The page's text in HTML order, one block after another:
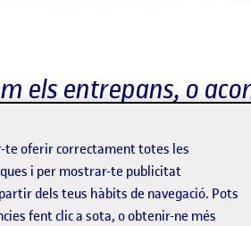
els entrepans, o
te oferir correctament totes les
i per mostrar-te publicitat
dels teus hàbits de navegació. Pots
fent clic a sota, o obtenir-ne més